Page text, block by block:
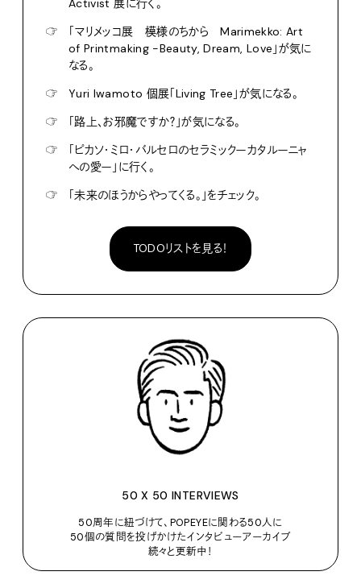
Activist 展に行く。
☞
「マリメッコ展 模様のちから Marimekko: Art
of Printmaking -Beauty, Dream, Love」が気に
なる。
☞
Yuri Iwamoto 個展「Living Tree」が気になる。
☞
「路上、お邪魔ですか？」が気になる。
☞
「ピカソ・ミロ・バルセロのセラミックーカタルーニャ
への愛ー」に行く。
☞
「未来のほうからやってくる。」をチェック。
TODOリストを見る！
50 X 50 INTERVIEWS
50周年に紐づけて、POPEYEに関わる50人に
50個の質問を投げかけたインタビューアーカイブ
続々と更新中！